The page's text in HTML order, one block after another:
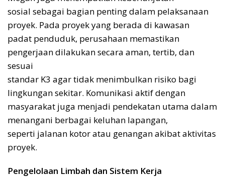
sosial sebagai bagian penting dalam pelaksanaan
proyek. Pada proyek yang berada di kawasan
padat penduduk, perusahaan memastikan
pengerjaan dilakukan secara aman, tertib, dan
sesuai
standar K3 agar tidak menimbulkan risiko bagi
lingkungan sekitar. Komunikasi aktif dengan
masyarakat juga menjadi pendekatan utama dalam
menangani berbagai keluhan lapangan,
seperti jalanan kotor atau genangan akibat aktivitas
proyek.
Pengelolaan Limbah dan Sistem Kerja